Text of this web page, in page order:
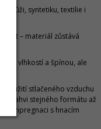
– kůži, syntetiku, textilie i
– materiál zůstává
vlhkostí a špínou, ale
využití stlačeného vzduchu
v lahvi stejného formátu až
impregnaci s hnacím